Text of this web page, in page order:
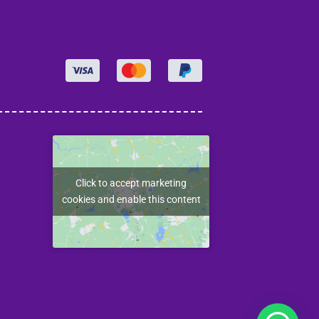
Click to accept marketing
cookies and enable this content